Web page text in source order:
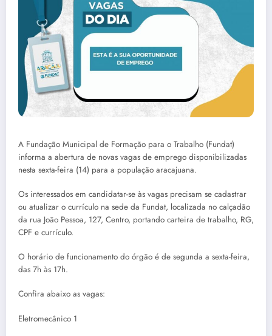
A Fundação Municipal de Formação para o Trabalho (Fundat)
informa a abertura de novas vagas de emprego disponibilizadas
nesta sexta-feira (14) para a população aracajuana.
Os interessados em candidatar-se às vagas precisam se cadastrar
ou atualizar o currículo na sede da Fundat, localizada no calçadão
da rua João Pessoa, 127, Centro, portando carteira de trabalho, RG,
CPF e currículo.
O horário de funcionamento do órgão é de segunda a sexta-feira,
das 7h às 17h.
Confira abaixo as vagas:
Eletromecânico 1